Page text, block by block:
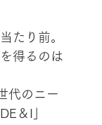
たり前。
得るのは
代のニー
＆I」